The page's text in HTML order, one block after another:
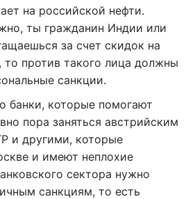
на российской нефти.
ты гражданин Индии или
за счет скидок на
то против такого лица должны
санкции.
банки, которые помогают
пора заняться австрийским
и другими, которые
и имеют неплохие
сектора нужно
санкциям, то есть